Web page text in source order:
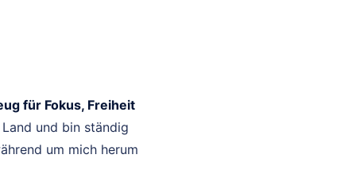
für Fokus, Freiheit
und bin ständig
um mich herum